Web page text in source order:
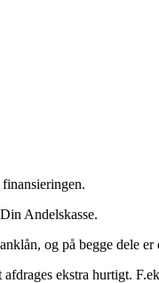
Andelskasse.
og på begge dele er
ekstra hurtigt.